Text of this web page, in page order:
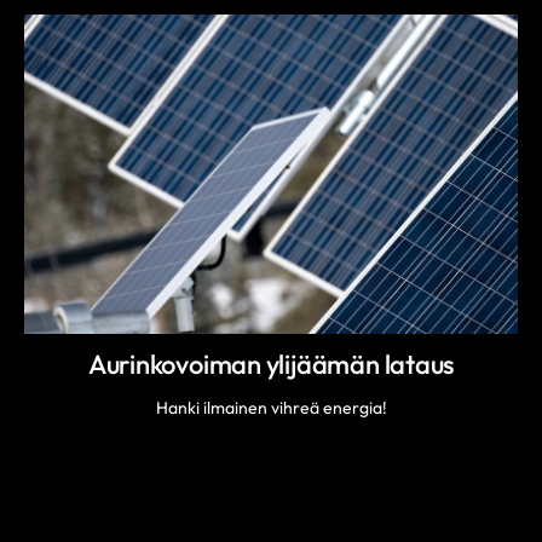
Aurinkovoiman ylijäämän lataus
Hanki ilmainen vihreä energia!